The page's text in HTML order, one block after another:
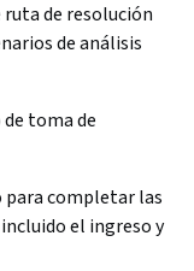
ruta de resolución
de análisis
toma de
para completar las
el ingreso y